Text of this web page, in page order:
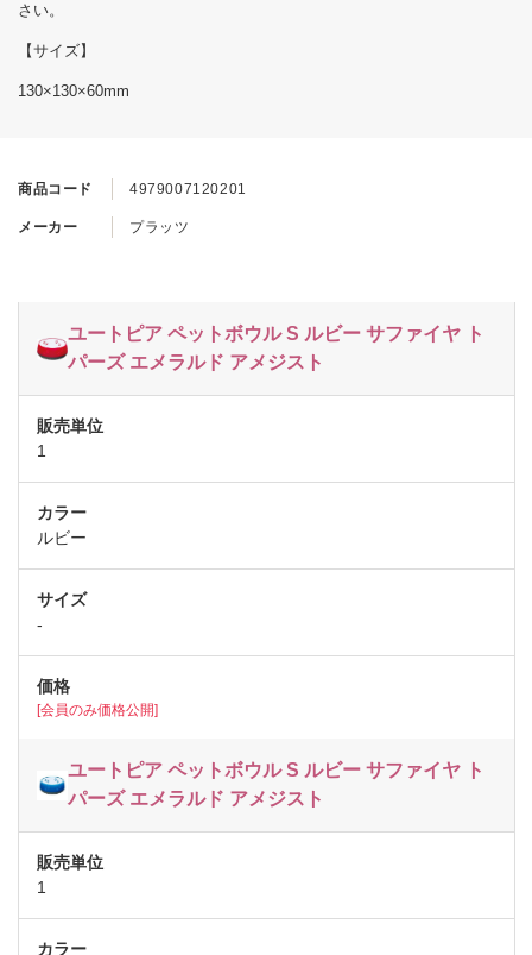
商品コード 4979007120201
メーカー プラッツ
ユートピア ペットボウル S ルビー サファイヤ ト
パーズ エメラルド アメジスト
1
ルビー
-
[会員のみ価格公開]
ユートピア ペットボウル S ルビー サファイヤ ト
パーズ エメラルド アメジスト
1
さい。
【サイズ】
130×130×60mm